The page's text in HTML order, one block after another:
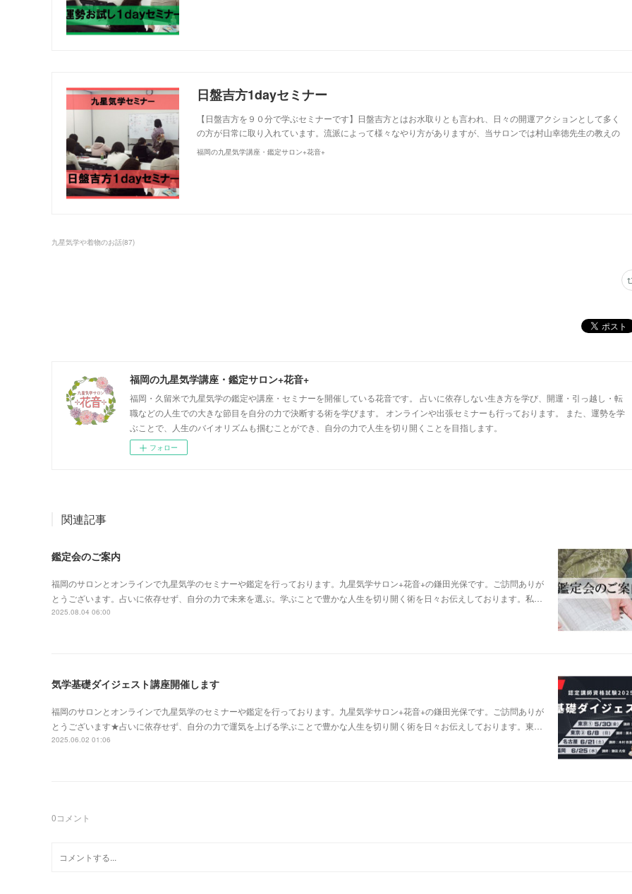
日盤吉方1dayセミナー
【日盤吉方を９０分で学ぶセミナーです】日盤吉方とはお水取りとも言われ、日々の開運アクションとして多く
の方が日常に取り入れています。流派によって様々なやり方がありますが、当サロンでは村山幸徳先生の教えの
福岡の九星気学講座・鑑定サロン+花音+
九星気学や着物のお話(87)
福岡の九星気学講座・鑑定サロン+花音+
福岡・久留米で九星気学の鑑定や講座・セミナーを開催している花音です。 占いに依存しない生き方を学び、開運・引っ越し・転
職などの人生での大きな節目を自分の力で決断する術を学びます。 オンラインや出張セミナーも行っております。 また、運勢を学
ぶことで、人生のバイオリズムも掴むことができ、自分の力で人生を切り開くことを目指します。
フォロー
関連記事
鑑定会のご案内
福岡のサロンとオンラインで九星気学のセミナーや鑑定を行っております。九星気学サロン+花音+の鎌田光保です。ご訪問ありが
とうございます。占いに依存せず、自分の力で未来を選ぶ。学ぶことで豊かな人生を切り開く術を日々お伝えしております。私…
2025.08.04 06:00
気学基礎ダイジェスト講座開催します
福岡のサロンとオンラインで九星気学のセミナーや鑑定を行っております。九星気学サロン+花音+の鎌田光保です。ご訪問ありが
とうございます★占いに依存せず、自分の力で運気を上げる学ぶことで豊かな人生を切り開く術を日々お伝えしております。東…
2025.06.02 01:06
0コメント